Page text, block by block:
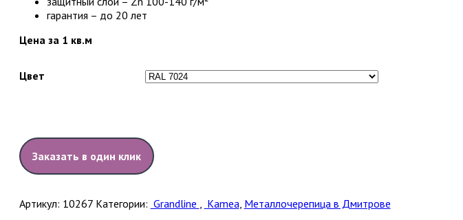
гарантия – до 20 лет
Цена за 1 кв.м
Цвет
Заказать в один клик
Артикул: 10267 Категории: Grandline , Kamea, Металлочерепица в Дмитрове